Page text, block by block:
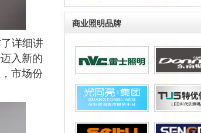
详细讲
入新的
市场份
商业照明品牌